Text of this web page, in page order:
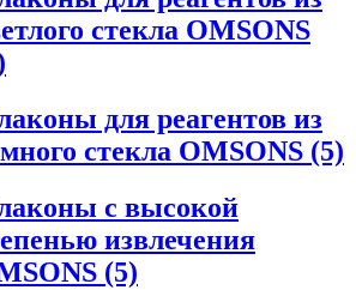
стекла OMSONS
для реагентов из
стекла OMSONS (5)
с высокой
извлечения
(5)